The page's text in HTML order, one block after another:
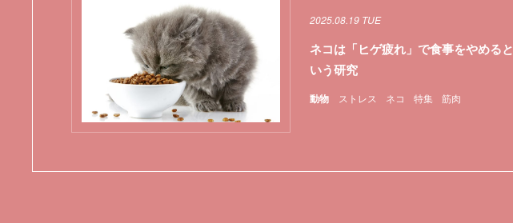
動物 ストレス ネコ 特集 筋肉
2025.08.19 TUE
ネコは「ヒゲ疲れ」で食事をやめると
いう研究